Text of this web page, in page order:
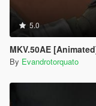
5.0
MKV.50AE
By Evandrotorquato